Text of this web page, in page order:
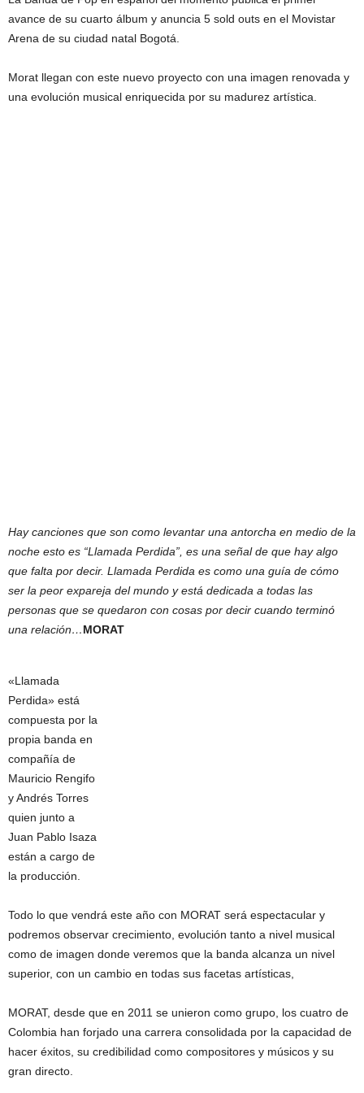
avance de su cuarto álbum y anuncia 5 sold outs en el Movistar
Arena de su ciudad natal Bogotá.
Morat llegan con este nuevo proyecto con una imagen renovada y
una evolución musical enriquecida por su madurez artística.
Hay canciones que son como levantar una antorcha en medio de la
noche esto es “Llamada Perdida”, es una señal de que hay algo
que falta por decir. Llamada Perdida es como una guía de cómo
ser la peor expareja del mundo y está dedicada a todas las
personas que se quedaron con cosas por decir cuando terminó
una relación…MORAT
«Llamada
Perdida» está
compuesta por la
propia banda en
compañía de
Mauricio Rengifo
y Andrés Torres
quien junto a
Juan Pablo Isaza
están a cargo de
la producción.
Todo lo que vendrá este año con MORAT será espectacular y
podremos observar crecimiento, evolución tanto a nivel musical
como de imagen donde veremos que la banda alcanza un nivel
superior, con un cambio en todas sus facetas artísticas,
MORAT, desde que en 2011 se unieron como grupo, los cuatro de
Colombia han forjado una carrera consolidada por la capacidad de
hacer éxitos, su credibilidad como compositores y músicos y su
gran directo.